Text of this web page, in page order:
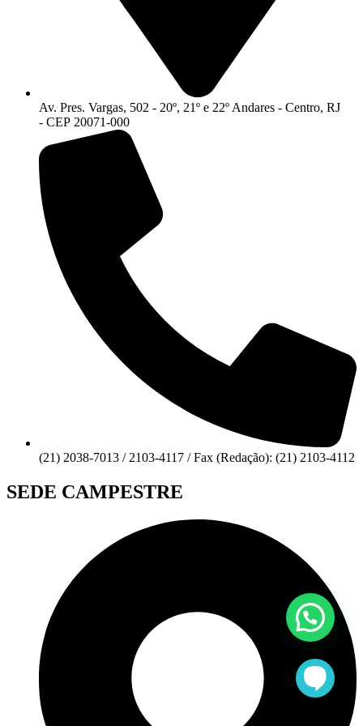
Av. Pres. Vargas, 502 - 20º, 21º e 22º Andares - Centro, RJ
- CEP 20071-000
(21) 2038-7013 / 2103-4117 / Fax (Redação): (21) 2103-4112
SEDE CAMPESTRE